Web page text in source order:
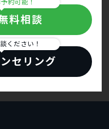
約可能！
料相談
ください！
セリング